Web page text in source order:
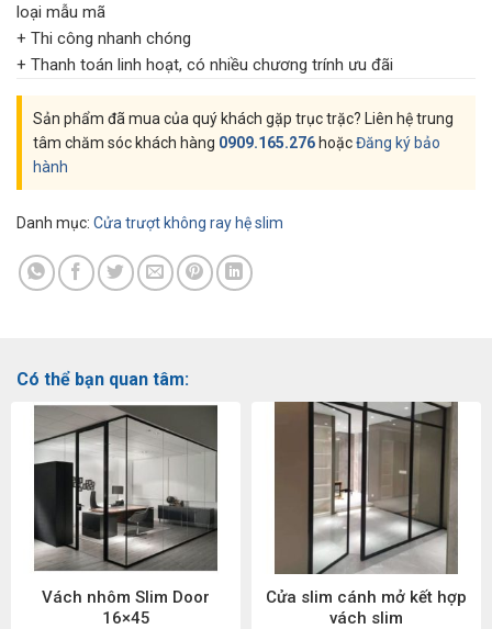
loại mẫu mã
+ Thi công nhanh chóng
+ Thanh toán linh hoạt, có nhiều chương trính ưu đãi
Sản phẩm đã mua của quý khách gặp trục trặc? Liên hệ trung
tâm chăm sóc khách hàng 0909.165.276 hoặcĐăng ký bảo
hành
Danh mục: Cửa trượt không ray hệ slim
Có thể bạn quan tâm:
Vách nhôm Slim Door
16×45
Cửa slim cánh mở kết hợp
vách slim